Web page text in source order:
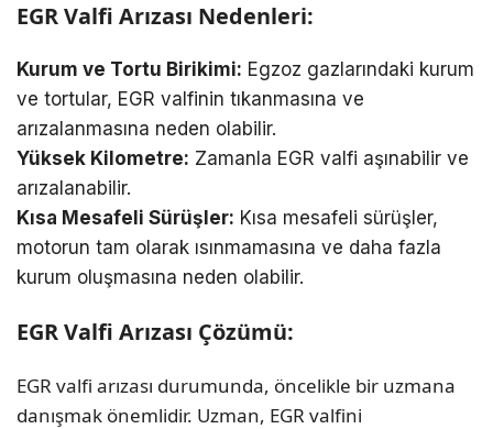
EGR Valfi Arızası Nedenleri:
Kurum ve Tortu Birikimi: Egzoz gazlarındaki kurum
ve tortular, EGR valfinin tıkanmasına ve
arızalanmasına neden olabilir.
Yüksek Kilometre: Zamanla EGR valfi aşınabilir ve
arızalanabilir.
Kısa Mesafeli Sürüşler: Kısa mesafeli sürüşler,
motorun tam olarak ısınmamasına ve daha fazla
kurum oluşmasına neden olabilir.
EGR Valfi Arızası Çözümü:
EGR valfi arızası durumunda, öncelikle bir uzmana
danışmak önemlidir. Uzman, EGR valfini